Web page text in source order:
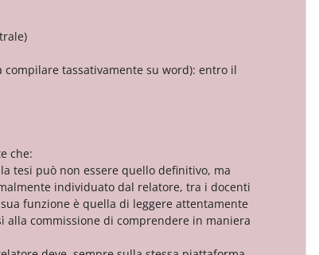
tassativamente su word): entro il
che:
tesi può non essere quello definitivo, ma
individuato dal relatore, tra i docenti
funzione è quella di leggere attentamente
commissione di comprendere in maniera